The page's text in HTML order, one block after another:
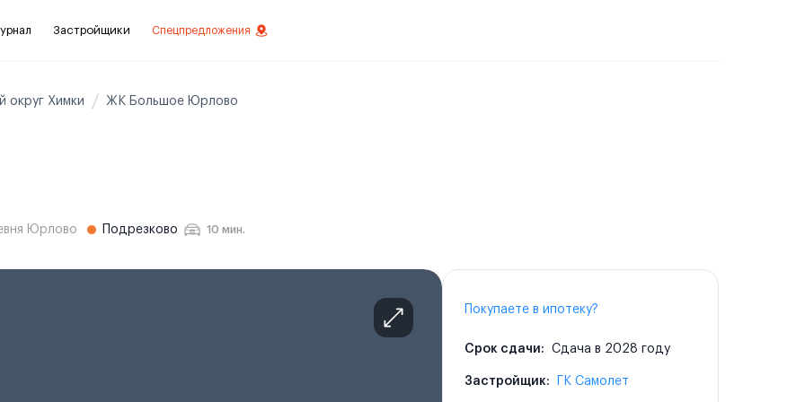
Застройщики Спецпредложения
округ Химки ЖК Большое Юрлово
Юрлово Подрезково 10 мин.
Покупаете в ипотеку?
Срок сдачи: Сдача в 2028 году
Застройщик: ГК Самолет